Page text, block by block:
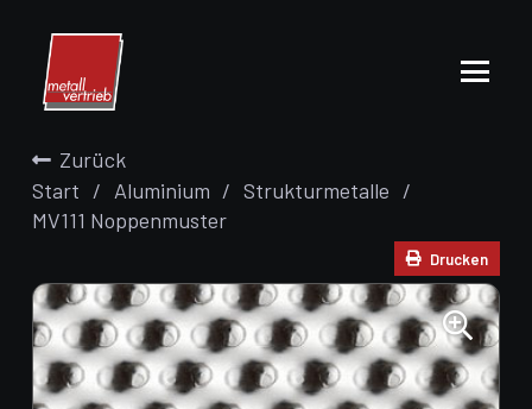
Zurück
Start / Aluminium / Strukturmetalle /
MV111 Noppenmuster
Drucken